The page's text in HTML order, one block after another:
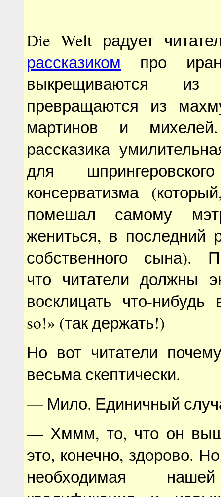
Die Welt радует
рассказиком про
выкрещиваются
превращаются из
мартинов и михелей.
рассказика
для
консерватизма
помешал самому
жениться, в
собственного сына).
что читатели должны
восклицать что-
so!» (так держать!)
Но вот читатели
весьма скептически.
— Мило. Единичный
— Хммм, то, что он
это, конечно, здорово.
необходимая